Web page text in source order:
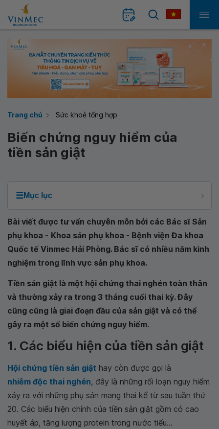
Trang chủ Sức khoẻ tổng hợp
Biến chứng nguy hiểm của
tiền sản giật
☰Mục lục
Bài viết được tư vấn chuyên môn bởi các Bác sĩ Sản
phụ khoa - Khoa sản phụ khoa - Bệnh viện Đa khoa
Quốc tế Vinmec Hải Phòng. Bác sĩ có nhiều năm kinh
nghiệm trong lĩnh vực sản phụ khoa.
Tiền sản giật là một hội chứng thai nghén toàn thân
và thường xảy ra trong 3 tháng cuối thai kỳ. Đây
cũng cũng là giai đoạn đầu của sản giật và có thể
gây ra một số biến chứng nguy hiểm.
1. Các biểu hiện của tiền sản giật
Hội chứng tiền sản giật hay còn được gọi là
nhiễm độc thai nghén, đây là những rối loạn nguy hiểm
xảy ra với những phụ sản mang thai kể từ sau tuần thứ
20. Các biểu hiện chính của tiền sản giật gồm có cao
huyết áp, tăng lượng protein trong nước tiểu...